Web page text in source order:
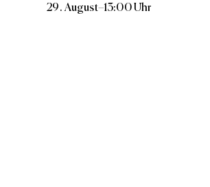
29. August–13:00 Uhr